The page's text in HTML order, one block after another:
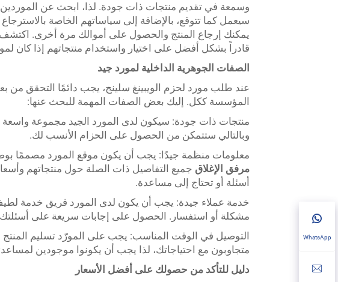
وسمعة في تقديم منتجات ذات جودة. لذا، ابحث عن
سيعمل كما تتوقع، بالإضافة إلى سياساتهم الخاصة
يمكنك إرجاع المنتج والحصول على أموالك مرة أخرى.
قادراً بشكل أفضل على اختيار واستخدام منتجاتهم إذا كان
الصفات الجوهرية الداخلية لمورد جيد
عند طلب مورد لحزم الويبينغ سلينج، يجب دائمًا التحقق من
المؤسسة ككل. إليك بعض الصفات المهمة للبحث عنها:
منتجات ذات جودة: سيكون لدى المورد الجيد مجموعة واسعة من
وبالتالي ستتمكن من الحصول على الحزام الأنسب لك.
معلومات منظمة جيدًا: يجب أن يكون موقع المورد مصممًا
مرفق الإغلاق جميع التفاصيل ذات الصلة حول منتجاتهم
أسئلة أو تحتاج إلى مساعدة.
خدمة عملاء جيدة: يجب أن يكون لدى المورد فريق خدمة
مشكلة أو استفسار. الحصول على إجابات سريعة على
التوصيل في الوقت المناسب: يجب على المورّد تسليم المنتج
متجاوبون مع احتياجاتك، لذا يجب أن يكونوا موجودين
دليل للتأكد من حصولك على أفضل الأسعار
WhatsApp